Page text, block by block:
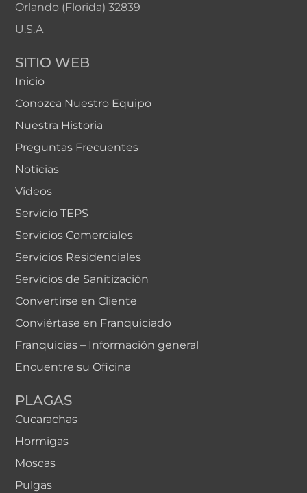
Orlando (Florida) 32839
U.S.A
SITIO WEB
Inicio
Conozca Nuestro Equipo
Nuestra Historia
Preguntas Frecuentes
Noticias
Vídeos
Servicio TEPS
Servicios Comerciales
Servicios Residenciales
Servicios de Sanitización
Convertirse en Cliente
Conviértase en Franquiciado
Franquicias – Información general
Encuentre su Oficina
PLAGAS
Cucarachas
Hormigas
Moscas
Pulgas